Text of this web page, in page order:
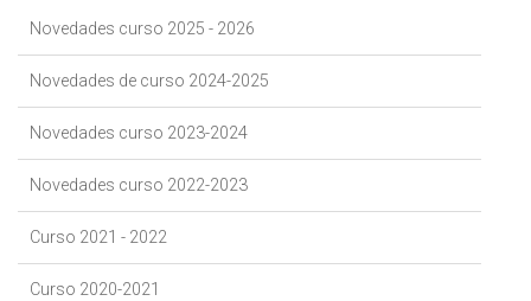
Novedades curso 2025 - 2026
Novedades de curso 2024-2025
Novedades curso 2023-2024
Novedades curso 2022-2023
Curso 2021 - 2022
Curso 2020-2021